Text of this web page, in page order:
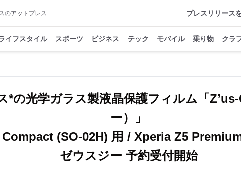
のアットプレス プレスリリース
イフスタイル スポーツ ビジネス テック モバイル 乗り物 クラ
*の光学ガラス製液晶保護フィルム「
ー）」
(SO-02H) 用 / Xperia Z5
ゼウスジー 予約受付開始